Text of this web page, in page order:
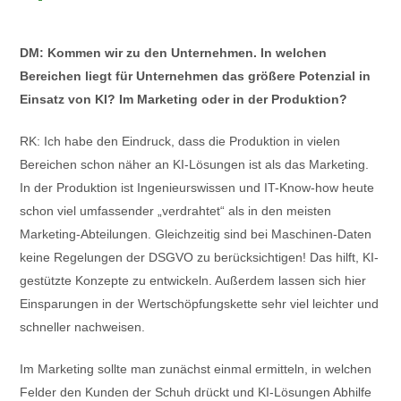
DM: Kommen wir zu den Unternehmen. In welchen
Bereichen liegt für Unternehmen das größere Potenzial in
Einsatz von KI? Im Marketing oder in der Produktion?
RK: Ich habe den Eindruck, dass die Produktion in vielen
Bereichen schon näher an KI-Lösungen ist als das Marketing.
In der Produktion ist Ingenieurswissen und IT-Know-how heute
schon viel umfassender „verdrahtet“ als in den meisten
Marketing-Abteilungen. Gleichzeitig sind bei Maschinen-Daten
keine Regelungen der DSGVO zu berücksichtigen! Das hilft, KI-
gestützte Konzepte zu entwickeln. Außerdem lassen sich hier
Einsparungen in der Wertschöpfungskette sehr viel leichter und
schneller nachweisen.
Im Marketing sollte man zunächst einmal ermitteln, in welchen
Felder den Kunden der Schuh drückt und KI-Lösungen Abhilfe